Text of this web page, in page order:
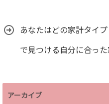
あなたはどの家計タイ
で見つける自分に合っ
アーカイブ